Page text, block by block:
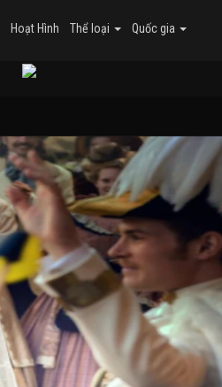
Hoạt Hình Thể loại Quốc gia